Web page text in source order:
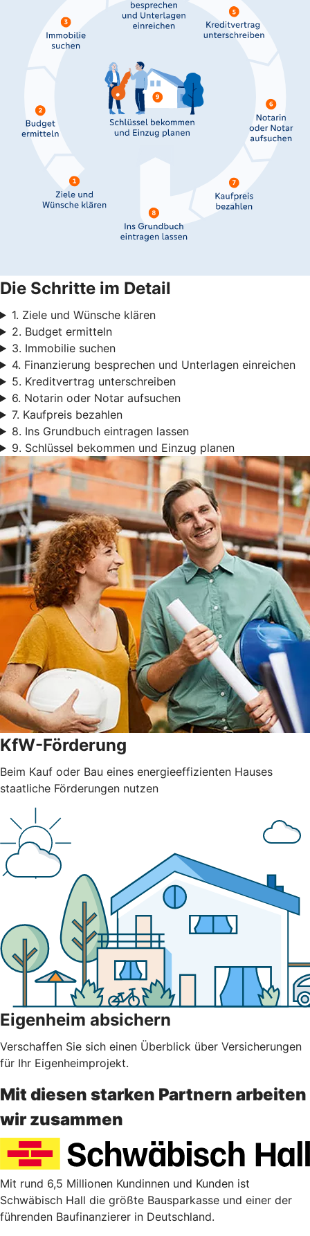
Die Schritte im Detail
1. Ziele und Wünsche klären
2. Budget ermitteln
3. Immobilie suchen
4. Finanzierung besprechen und Unterlagen einreichen
5. Kreditvertrag unterschreiben
6. Notarin oder Notar aufsuchen
7. Kaufpreis bezahlen
8. Ins Grundbuch eintragen lassen
9. Schlüssel bekommen und Einzug planen
KfW-Förderung
Beim Kauf oder Bau eines energieeffizienten Hauses
staatliche Förderungen nutzen
Eigenheim absichern
Verschaffen Sie sich einen Überblick über Versicherungen
für Ihr Eigenheimprojekt.
Mit diesen starken Partnern arbeiten
wir zusammen
Mit rund 6,5 Millionen Kundinnen und Kunden ist
Schwäbisch Hall die größte Bausparkasse und einer der
führenden Baufinanzierer in Deutschland.